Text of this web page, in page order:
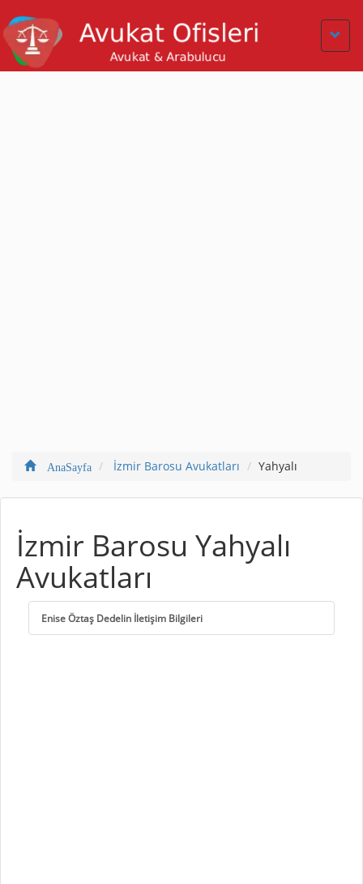
AnaSayfa İzmir Barosu Avukatları Yahyalı
İzmir Barosu Yahyalı
Avukatları
Enise Öztaş Dedelin İletişim Bilgileri